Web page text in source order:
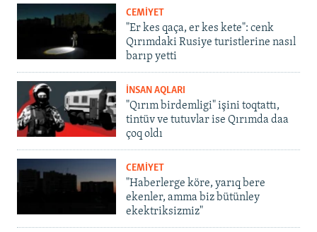
CEMİYET
"Er kes qaça, er kes kete": cenk
Qırımdaki Rusiye turistlerine nasıl
barıp yetti
İNSAN AQLARI
"Qırım birdemligi" işini toqtattı,
tintüv ve tutuvlar ise Qırımda daa
çoq oldı
CEMİYET
"Haberlerge köre, yarıq bere
ekenler, amma biz bütünley
ekektriksizmiz"